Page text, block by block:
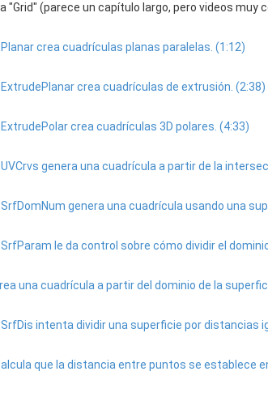
"Grid" (parece un capítulo largo, pero videos muy
crea cuadrículas planas paralelas. (1:12)
crea cuadrículas de extrusión. (2:38)
crea cuadrículas 3D polares. (4:33)
genera una cuadrícula a partir de la
genera una cuadrícula usando una
le da control sobre cómo dividir el
una cuadrícula a partir del dominio de la
intenta dividir una superficie por distancias
que la distancia entre puntos se establece